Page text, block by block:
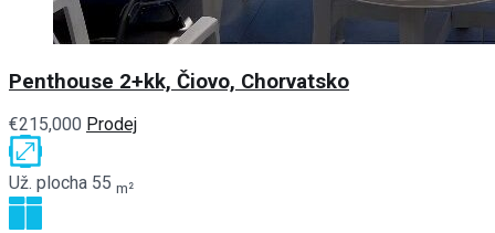
Penthouse 2+kk, Čiovo, Chorvatsko
€215,000 Prodej
Už. plocha 55 m²